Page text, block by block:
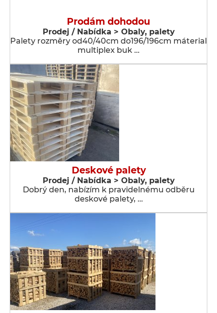
Prodám dohodou
Prodej / Nabídka > Obaly, palety
Palety rozměry od40/40cm do196/196cm máterial
multiplex buk …
Deskové palety
Prodej / Nabídka > Obaly, palety
Dobrý den, nabízím k pravidelnému odběru
deskové palety, …